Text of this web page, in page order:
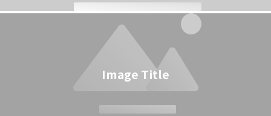
Image Title